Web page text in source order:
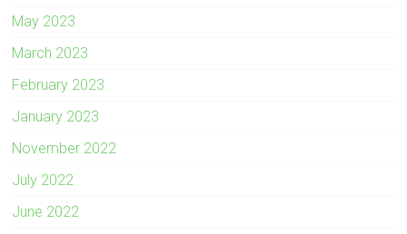
May 2023
March 2023
February 2023
January 2023
November 2022
July 2022
June 2022